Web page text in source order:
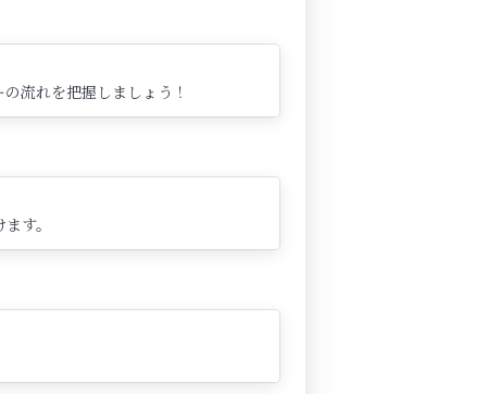
流れを把握しましょう！
す。